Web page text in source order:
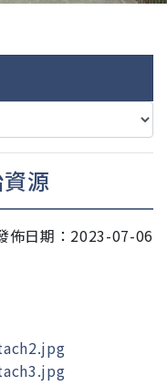
源
佈日期：2023-07-06